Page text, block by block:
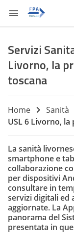
Servizi
Livorno, la
toscana
Home Sanità
USL 6 Livorno,
La sanità
smartphone e
collaborazione
per dispositivi
consultare in
servizi digitali ed
aggiornate. La
panorama del
presentata in